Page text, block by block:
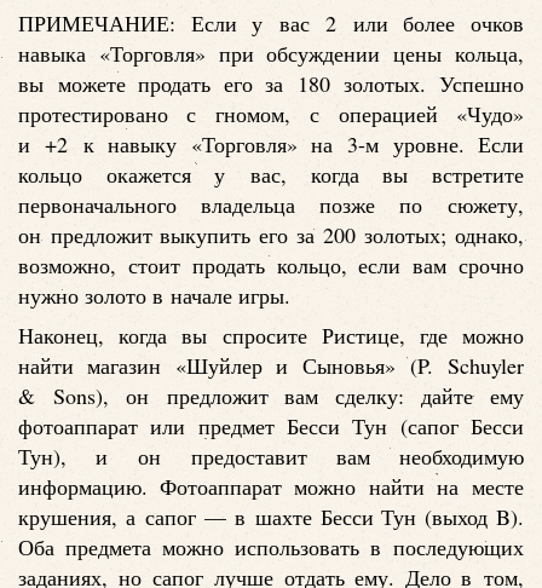
ПРИМЕЧАНИЕ: Если у вас 2 или более очков
навыка «Торговля» при обсуждении цены кольца,
вы можете продать его за 180 золотых. Успешно
протестировано с гномом, с операцией «Чудо»
и +2 к навыку «Торговля» на 3-м уровне. Если
кольцо окажется у вас, когда вы встретите
первоначального владельца позже по сюжету,
он предложит выкупить его за 200 золотых; однако,
возможно, стоит продать кольцо, если вам срочно
нужно золото в начале игры.
Наконец, когда вы спросите Ристице, где можно
найти магазин «Шуйлер и Сыновья» (P. Schuyler
& Sons), он предложит вам сделку: дайте ему
фотоаппарат или предмет Бесси Тун (сапог Бесси
Тун), и он предоставит вам необходимую
информацию. Фотоаппарат можно найти на месте
крушения, а сапог — в шахте Бесси Тун (выход B).
Оба предмета можно использовать в последующих
заданиях, но сапог лучше отдать ему. Дело в том,